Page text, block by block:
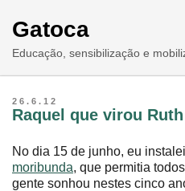
Gatoca
Educação, sensibilização e
26.6.12
Raquel que virou Ruth
No dia 15 de junho, eu
moribunda, que permitia
gente sonhou nestes cinco